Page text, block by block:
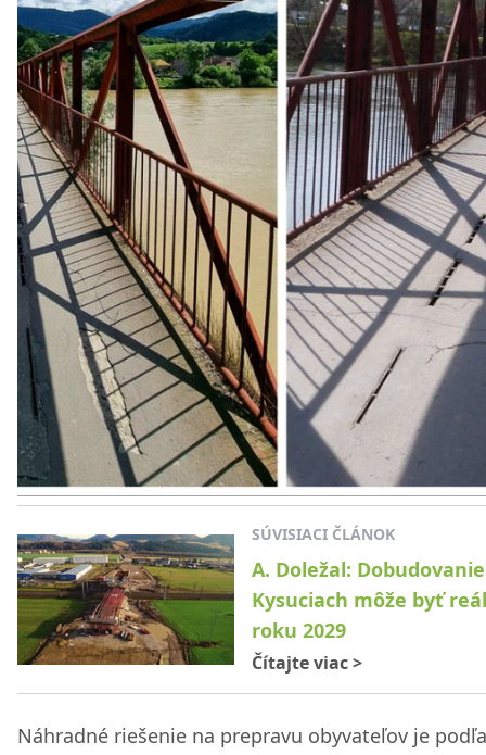
SÚVISIACI ČLÁNOK
A. Doležal:
Kysuciach môže byť
roku 2029
Čítajte viac>
Náhradné riešenie na prepravu obyvateľov je podľa